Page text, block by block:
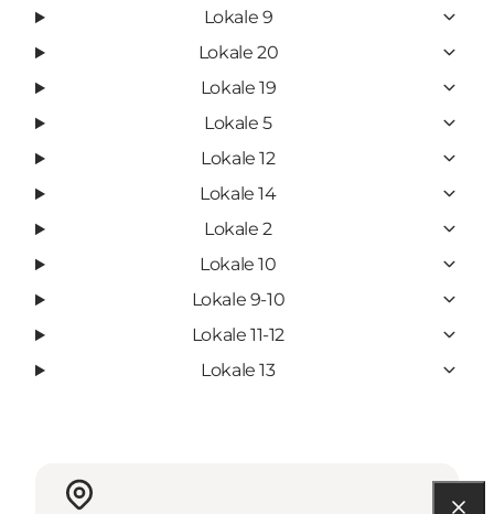
Lokale 9
Lokale 20
Lokale 19
Lokale 5
Lokale 12
Lokale 14
Lokale 2
Lokale 10
Lokale 9-10
Lokale 11-12
Lokale 13